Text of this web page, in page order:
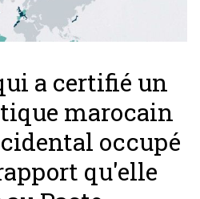
a certifié un
marocain
occupé
qu'elle